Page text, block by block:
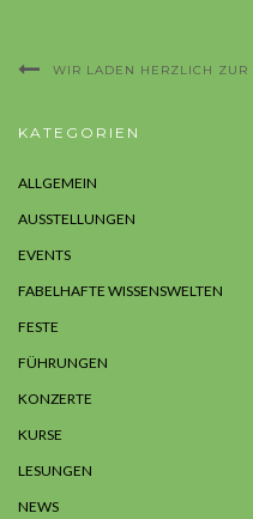
WIR LADEN HERZLICH ZUR
KATEGORIEN
ALLGEMEIN
AUSSTELLUNGEN
EVENTS
FABELHAFTE WISSENSWELTEN
FESTE
FÜHRUNGEN
KONZERTE
KURSE
LESUNGEN
NEWS